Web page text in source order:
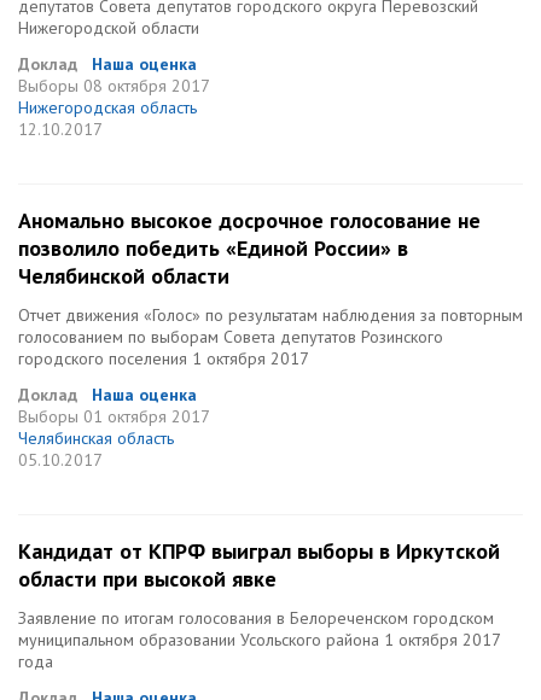
депутатов Совета депутатов городского округа Перевозский
Нижегородской области
Доклад
Наша оценка
Выборы 08 октября 2017
Нижегородская область
12.10.2017
Аномально высокое досрочное голосование не
позволило победить «Единой России» в
Челябинской области
Отчет движения «Голос» по результатам наблюдения за повторным
голосованием по выборам Совета депутатов Розинского
городского поселения 1 октября 2017
Доклад
Наша оценка
Выборы 01 октября 2017
Челябинская область
05.10.2017
Кандидат от КПРФ выиграл выборы в Иркутской
области при высокой явке
Заявление по итогам голосования в Белореченском городском
муниципальном образовании Усольского района 1 октября 2017
года